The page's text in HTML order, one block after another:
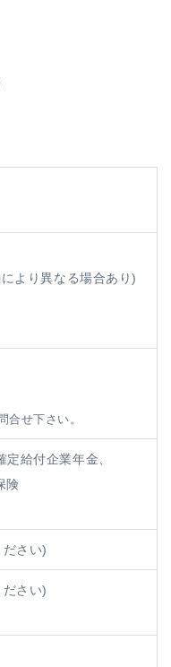
より異なる場合あり)
合せ下さい。
給付企業年金、
険
さい)
さい)